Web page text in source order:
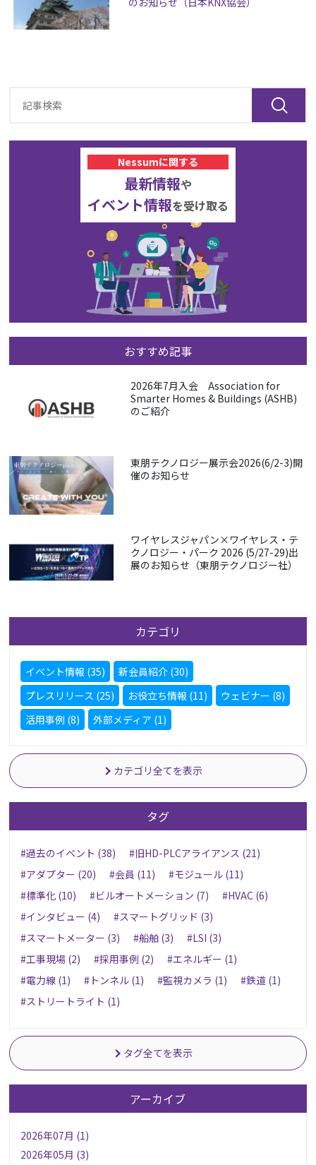
Nessumに関する
最新情報や
イベント情報を受け取る
おすすめ記事
2026年7月入会 Association for
Smarter Homes & Buildings (ASHB)
のご紹介
東朋テクノロジー展示会2026(6/2-3)開
催のお知らせ
ワイヤレスジャパン×ワイヤレス・テ
クノロジー・パーク 2026 (5/27-29)出
展のお知らせ（東朋テクノロジー社）
カテゴリ
イベント情報 (35)
新会員紹介 (30)
プレスリリース (25)
お役立ち情報 (11)
ウェビナー (8)
活用事例 (8)
外部メディア (1)
カテゴリ全てを表示
タグ
#過去のイベント (38)
#旧HD-PLCアライアンス (21)
#アダプター (20)
#会員 (11)
#モジュール (11)
#標準化 (10)
#ビルオートメーション (7)
#HVAC (6)
#インタビュー (4)
#スマートグリッド (3)
#スマートメーター (3)
#船舶 (3)
#LSI (3)
#工事現場 (2)
#採用事例 (2)
#エネルギー (1)
#電力線 (1)
#トンネル (1) #監視カメラ (1)
#鉄道 (1)
#ストリートライト (1)
タグ全てを表示
アーカイブ
2026年07月 (1)
2026年05月 (3)